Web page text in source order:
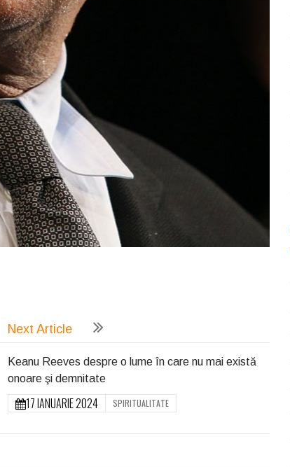
Next Article
Keanu Reeves despre o lume în care nu mai există
onoare şi demnitate
17 IANUARIE 2024 SPIRITUALITATE